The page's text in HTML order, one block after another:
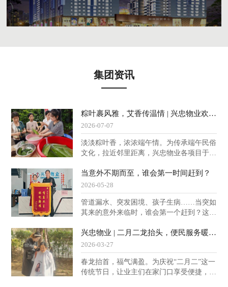
集团资讯
粽叶裹风雅，艾香传温情 | 兴忠物业欢聚邻里迎端午！
2026-07-07
淡淡粽叶香，浓浓端午情。为传承端午民俗
文化，拉近邻里距离，兴忠物业各项目于6
人心”端午主题邻里活动，与各位业主家人
共赴一场温情满满的端午之约。粽叶飘香
邻里同乐包粽忙包粽子，是兴忠物业每年端
午节必不可少的一项传统。活动现场，糯
米、蜜枣、粽叶等食材一应俱全，空气中弥
起，巧手的阿姨们动作娴熟，卷粽叶、填糯
米、压实、封口、扎捆，一气呵成，一个个
棱角分明的粽子瞬间成形。年轻人和孩子们
则在一旁认真学习，虽然手法略显生疏，但
现场却欢
当意外不期而至，谁会第一时间赶到？
2026-05-28
管道漏水、突发困境、孩子生病……当突如
其来的意外来临时，谁会第一个赶到？这个
致。没有惊天动地的壮举，只有分秒必争的
奔赴；没有华丽刻意的言语，只有默默无言
的守护。今天，我们把镜头对准这些平凡却
足以照亮人心的瞬间——他们，就是答案。
火苗初起，快速扑灭周六下午，兴忠物业悦
兴忠物业 | 二月二龙抬头，便民服务暖心头！
2026-03-27
春龙抬首，福气满盈。为庆祝“二月二”这一
传统节日，让业主们在家门口享受便捷，感